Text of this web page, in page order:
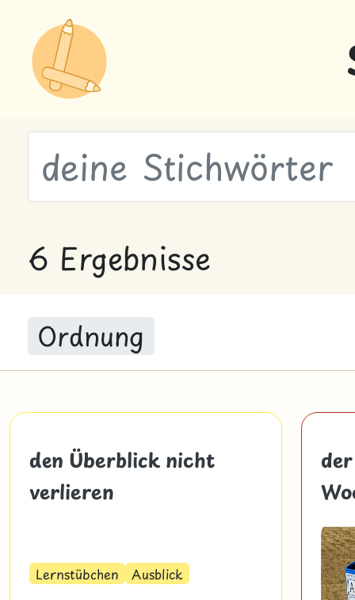
6 Ergebnisse
Ordnung
den Überblick nicht
verlieren
Lernstübchen Ausblick
wähle Labels